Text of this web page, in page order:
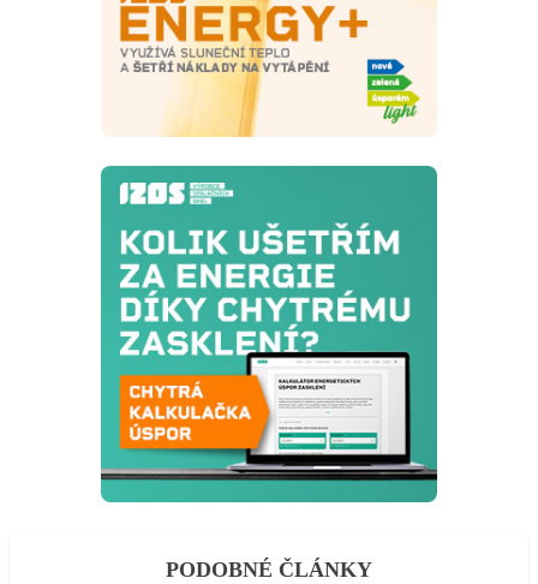
PODOBNÉ ČLÁNKY